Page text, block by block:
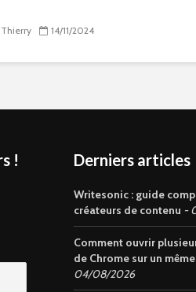
Thierry 14/11/2024
! Derniers articles
Writesonic : guide
créateurs de contenu
Comment ouvrir
de Chrome sur un même
04/08/2026